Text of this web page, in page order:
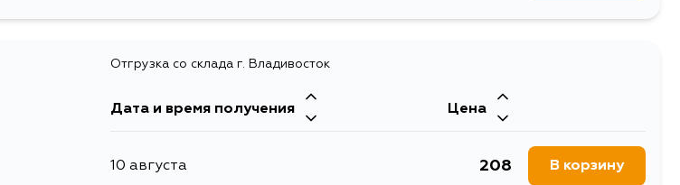
Отгрузка со склада г. Владивосток
Дата и время получения Цена
10 августа 208 В корзину